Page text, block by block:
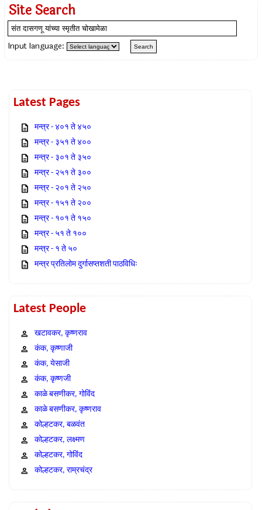
Site Search
Input language:
Latest Pages
मन्त्र - ४०१ ते ४५०
मन्त्र - ३५१ ते ४००
मन्त्र - ३०१ ते ३५०
मन्त्र - २५१ ते ३००
मन्त्र - २०१ ते २५०
मन्त्र - १५१ ते २००
मन्त्र - १०१ ते १५०
मन्त्र - ५१ ते १००
मन्त्र - १ ते ५०
मन्त्र प्रतिलोम दुर्गासप्तशती पाठविधिः
Latest People
खटावकर, कृष्णराव
कंक, कृष्णाजी
कंक, येसाजी
कंक, कृष्णजी
काळे बसणीकर, गोविंद
काळे बसणीकर, कृष्णराव
कोल्हटकर, बळवंत
कोल्हटकर, लक्ष्मण
कोल्हटकर, गोविंद
कोल्हटकर, राम्रचंद्र